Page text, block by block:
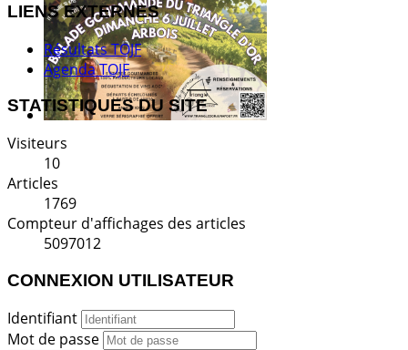
LIENS EXTERNES
Résultats TOJF
Agenda TOJF
STATISTIQUES DU SITE
Visiteurs
10
Articles
1769
Compteur d'affichages des articles
5097012
CONNEXION UTILISATEUR
Identifiant
Mot de passe